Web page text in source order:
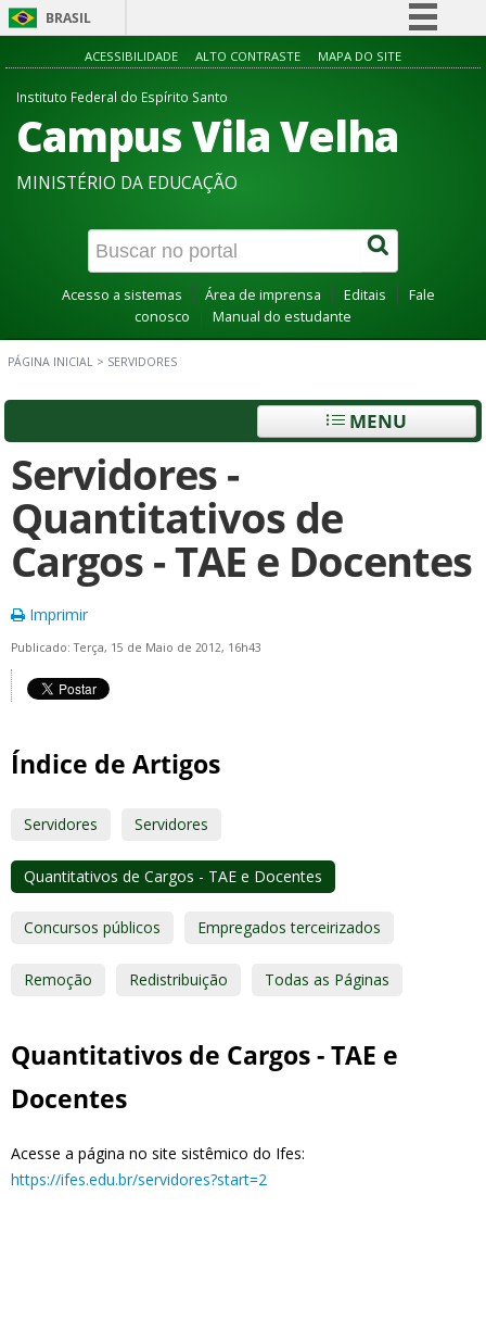
BRASIL
Simplifique!
Participe
Acesso à informação
Canais
ACESSIBILIDADE ALTO CONTRASTE MAPA DO SITE
Instituto Federal do Espírito Santo
Campus Vila Velha
MINISTÉRIO DA EDUCAÇÃO
Acesso a sistemas Área de imprensa Editais
Fale
conosco
Manual do estudante
PÁGINA INICIAL > SERVIDORES
MENU
Servidores -
Quantitativos de
Cargos - TAE e Docentes
Imprimir
Publicado: Terça, 15 de Maio de 2012, 16h43
Índice de Artigos
Servidores Servidores
Quantitativos de Cargos - TAE e Docentes
Concursos públicos Empregados terceirizados
Remoção Redistribuição Todas as Páginas
Quantitativos de Cargos - TAE e
Docentes
Acesse a página no site sistêmico do Ifes:
https://ifes.edu.br/servidores?start=2